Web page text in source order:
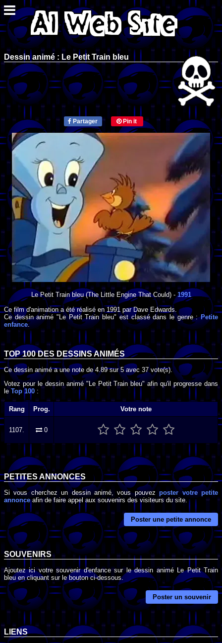
Dessin animé : Le Petit Train bleu
Partager Pin it
Le Petit Train bleu(The Little Engine That Could) -1991
Ce film d'animation a été réalisé en 1991 parDave Edwards.
Ce dessin animé "Le Petit Train bleu" est classé dans le genre :Petite
enfance.
TOP 100 DES DESSINS ANIMÉS
Ce dessin animé a une note de4.89sur5avec 37vote(s).
Votez pour le dessin animé "Le Petit Train bleu" afin qu'il progresse dans
le Top 100 :
Rang Prog. Votre note
1107. 0
PETITES ANNONCES
Si vous cherchez un dessin animé, vous pouvezposter votre petite
annonceafin de faire appel aux souvenirs des visiteurs du site.
Poster une petite annonce
SOUVENIRS
Ajoutez ici votre souvenir d'enfance sur le dessin animé Le Petit Train
bleu en cliquant sur le bouton ci-dessous.
Poster un souvenir
LIENS